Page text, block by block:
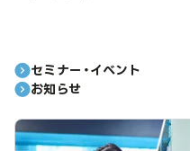
セミナー・イベント
お知らせ